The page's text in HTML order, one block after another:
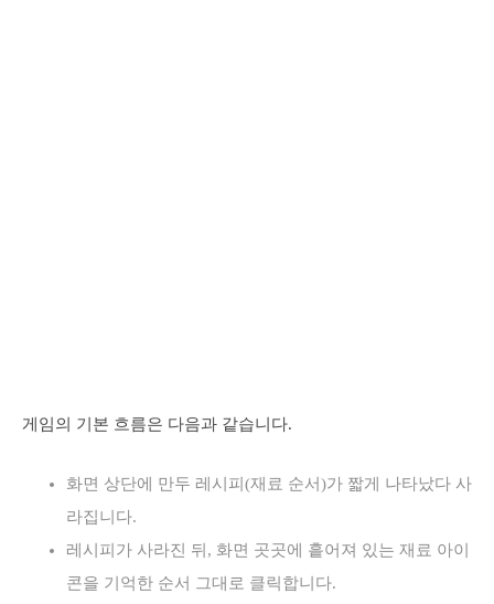
게임의 기본 흐름은 다음과 같습니다.
화면 상단에 만두 레시피(재료 순서)가 짧게 나타났다 사
라집니다.
레시피가 사라진 뒤, 화면 곳곳에 흩어져 있는 재료 아이
콘을 기억한 순서 그대로 클릭합니다.